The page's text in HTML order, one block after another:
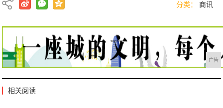
分类： 商讯
广告
相关阅读